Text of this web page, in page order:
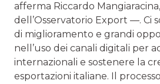
afferma Riccardo
dell’Osservatorio Export —. Ci
di miglioramento e grandi
nell’uso dei canali digitali per
internazionali e sostenere la
esportazioni italiane. Il